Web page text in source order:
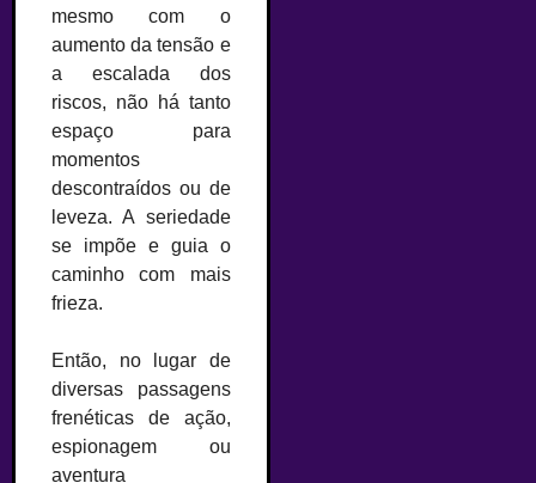
mesmo com o
aumento da tensão e
a escalada dos
riscos, não há tanto
espaço para
momentos
descontraídos ou de
leveza. A seriedade
se impõe e guia o
caminho com mais
frieza.
Então, no lugar de
diversas passagens
frenéticas de ação,
espionagem ou
aventura